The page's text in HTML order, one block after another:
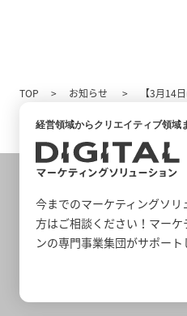
TOP お知らせ 【3月14
経営領域からクリエイティブ領域
今までのマーケティングソ
方はご相談ください！マー
ンの専門事業集団がサポート